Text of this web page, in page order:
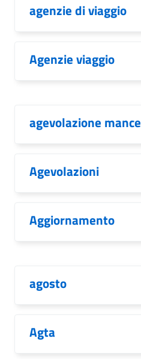
agenzie di viaggio
Agenzie viaggio
agevolazione mance
Agevolazioni
Aggiornamento
agosto
Agta